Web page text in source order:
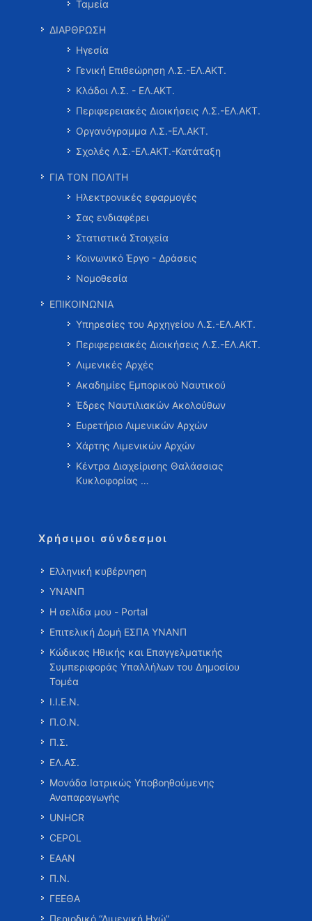
Ταμεία
ΔΙΑΡΘΡΩΣΗ
Ηγεσία
Γενική Επιθεώρηση Λ.Σ.-ΕΛ.ΑΚΤ.
Κλάδοι Λ.Σ. - ΕΛ.ΑΚΤ.
Περιφερειακές Διοικήσεις Λ.Σ.-ΕΛ.ΑΚΤ.
Οργανόγραμμα Λ.Σ.-ΕΛ.ΑΚΤ.
Σχολές Λ.Σ.-ΕΛ.ΑΚΤ.-Κατάταξη
ΓΙΑ ΤΟΝ ΠΟΛΙΤΗ
Ηλεκτρονικές εφαρμογές
Σας ενδιαφέρει
Στατιστικά Στοιχεία
Κοινωνικό Έργο - Δράσεις
Νομοθεσία
ΕΠΙΚΟΙΝΩΝΙΑ
Υπηρεσίες του Αρχηγείου Λ.Σ.-ΕΛ.ΑΚΤ.
Περιφερειακές Διοικήσεις Λ.Σ.-ΕΛ.ΑΚΤ.
Λιμενικές Αρχές
Ακαδημίες Εμπορικού Ναυτικού
Έδρες Ναυτιλιακών Ακολούθων
Ευρετήριο Λιμενικών Αρχών
Χάρτης Λιμενικών Αρχών
Κέντρα Διαχείρισης Θαλάσσιας
Κυκλοφορίας …
Χρήσιμοι σύνδεσμοι
Ελληνική κυβέρνηση
ΥΝΑΝΠ
Η σελίδα μου - Portal
Επιτελική Δομή ΕΣΠΑ ΥΝΑΝΠ
Κώδικας Ηθικής και Επαγγελματικής
Συμπεριφοράς Υπαλλήλων του Δημοσίου
Τομέα
Ι.Ι.Ε.Ν.
Π.Ο.Ν.
Π.Σ.
ΕΛ.ΑΣ.
Μονάδα Ιατρικώς Υποβοηθούμενης
Αναπαραγωγής
UNHCR
CEPOL
ΕΑΑΝ
Π.Ν.
ΓΕΕΘΑ
Περιοδικό “Λιμενική Ηχώ”